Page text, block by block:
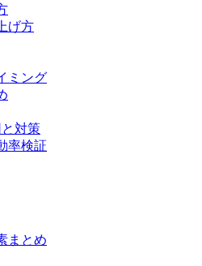
げ方
ミング
対策
率検証
まとめ